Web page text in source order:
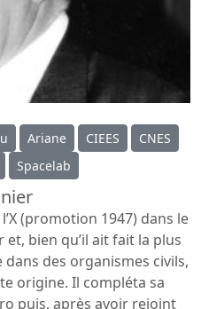
Ariane CIEES
CNES
Spacelab
(promotion 1947) dans le
et, bien qu’il ait fait la plus
des organismes civils,
origine. Il compléta sa
puis, après avoir rejoint